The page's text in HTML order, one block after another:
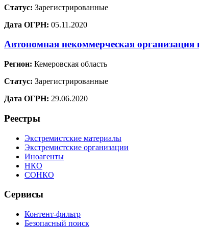
Статус: Зарегистрированные
Дата ОГРН: 05.11.2020
Автономная некоммерческая
Регион: Кемеровская область
Статус: Зарегистрированные
Дата ОГРН: 29.06.2020
Реестры
Экстремистские материалы
Экстремистские организации
Иноагенты
НКО
СОНКО
Сервисы
Контент-фильтр
Безопасный поиск